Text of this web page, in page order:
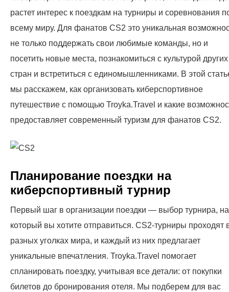
растет интерес к поездкам на турниры и соревнования
всему миру. Для фанатов CS2 это уникальная
не только поддержать свои любимые команды, но и
посетить новые места, познакомиться с культурой других
стран и встретиться с единомышленниками. В этой
мы расскажем, как организовать киберспортивное
путешествие с помощью Troyka.Travel и какие
предоставляет современный туризм для фанатов CS2.
Планирование поездки на
киберспортивный турнир
Первый шаг в организации поездки — выбор турнира, на
который вы хотите отправиться. CS2-турниры проходят
разных уголках мира, и каждый из них предлагает
уникальные впечатления. Troyka.Travel помогает
спланировать поездку, учитывая все детали: от покупки
билетов до бронирования отеля. Мы подберем для вас